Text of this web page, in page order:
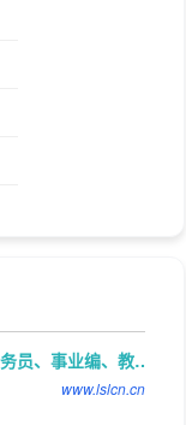
山西考公大全-山西省公务员、事业编、教师、三支一扶、特岗考试公告信息_及时发布平台
www.lslcn.cn